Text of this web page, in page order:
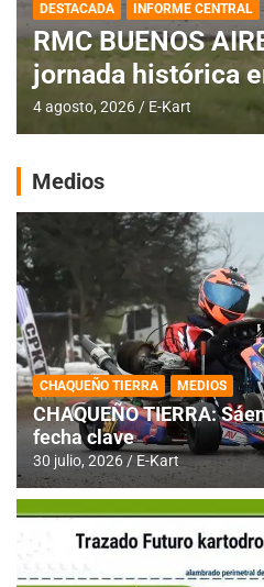
DESTACADA INFORME CENTRAL
RMC BUENOS
jornada histórica
4 agosto, 2026 E-Kart
Medios
CHAQUEÑO TIERRA MEDIOS
CHAQUEÑO TIERRA:
fecha clave
30 julio, 2026 E-Kart